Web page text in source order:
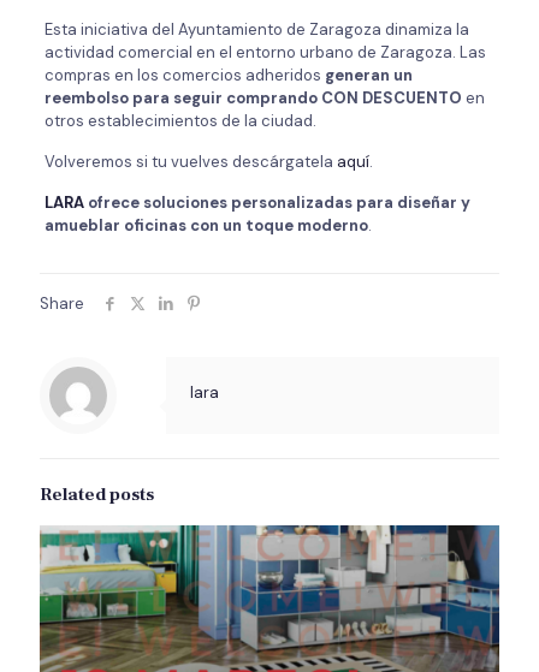
Esta iniciativa del Ayuntamiento de Zaragoza dinamiza la
actividad comercial en el entorno urbano de Zaragoza. Las
compras en los comercios adheridos generan un
reembolso para seguir comprando CON DESCUENTO en
otros establecimientos de la ciudad.
Volveremos si tu vuelves descárgatela aquí.
LARA ofrece soluciones personalizadas para diseñar y
amueblar oficinas con un toque moderno.
Share
lara
Related posts